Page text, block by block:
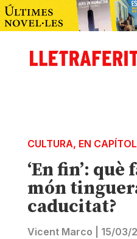
CULTURA, EN
‘En fin’:
món
caducitat?
Vicent Marco 15/03/